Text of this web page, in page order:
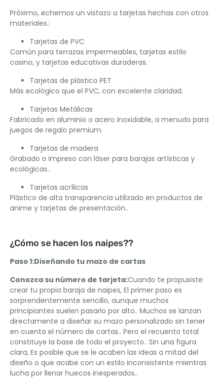
Próximo, echemos un vistazo a tarjetas hechas con otros
materiales.:
Tarjetas de PVC
Común para terrazas impermeables, tarjetas estilo
casino, y tarjetas educativas duraderas.
Tarjetas de plástico PET
Más ecológico que el PVC, con excelente claridad.
Tarjetas Metálicas
Fabricado en aluminio o acero inoxidable, a menudo para
juegos de regalo premium.
Tarjetas de madera
Grabado o impreso con láser para barajas artísticas y
ecológicas..
Tarjetas acrílicas
Plástico de alta transparencia utilizado en productos de
anime y tarjetas de presentación..
¿Cómo se hacen los naipes??
Paso 1:Diseñando tu mazo de cartas
Conozca su número de tarjeta:Cuando te propusiste
crear tu propia baraja de naipes, El primer paso es
sorprendentemente sencillo, aunque muchos
principiantes suelen pasarlo por alto.. Muchos se lanzan
directamente a diseñar su mazo personalizado sin tener
en cuenta el número de cartas.. Pero el recuento total
constituye la base de todo el proyecto.. Sin una figura
clara, Es posible que se le acaben las ideas a mitad del
diseño o que acabe con un estilo inconsistente mientras
lucha por llenar huecos inesperados..